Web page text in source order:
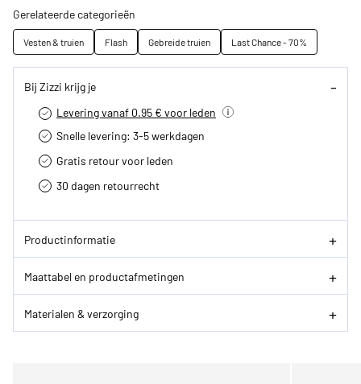
Gerelateerde categorieën
Vesten & truien Flash Gebreide truien Last Chance - 70%
Bij Zizzi krijg je
Levering vanaf 0.95 € voor leden
Snelle levering: 3-5 werkdagen
Gratis retour voor leden
30 dagen retourrecht­
Productinformatie
Maattabel en productafmetingen
Materialen & verzorging